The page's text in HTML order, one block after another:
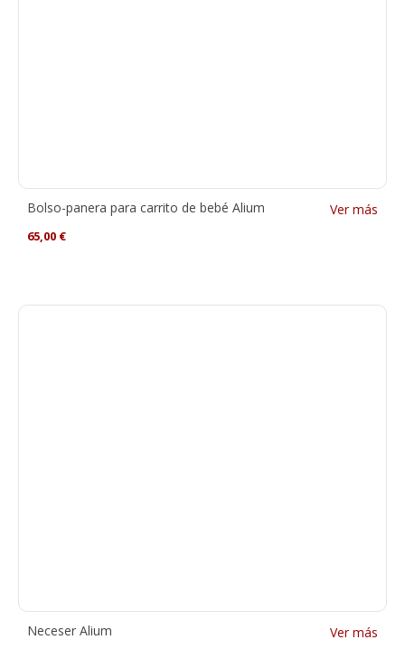
Bolso-panera para carrito de bebé Alium
65,00 €
Ver más
Neceser Alium Ver más